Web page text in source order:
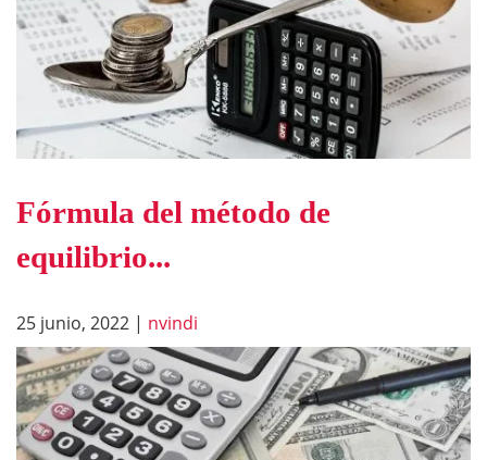
Fórmula del método de
equilibrio...
25 junio, 2022 | nvindi